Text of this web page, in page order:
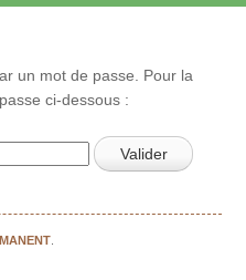
un mot de passe. Pour la
ci-dessous :